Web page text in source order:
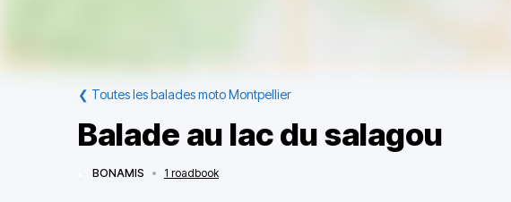
❮ Toutes les balades moto Montpellier
Balade au lac du salagou
BONAMIS • 1 roadbook